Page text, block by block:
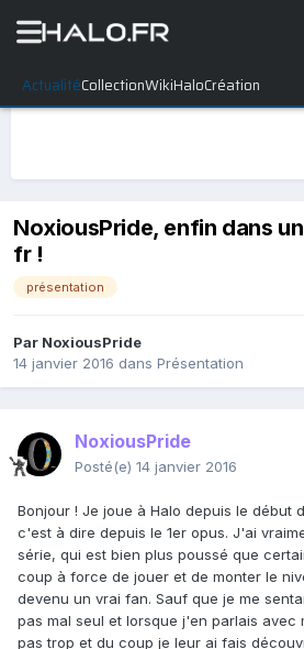
ActualitéCollectionWikiHaloCréation
NoxiousPride, enfin dans
fr !
présentation
Par NoxiousPride
14 janvier 2016 dans Présentation
NoxiousPride
Posté(e) 14 janvier 2016
Bonjour ! Je joue à Halo depuis le début
c'est à dire depuis le 1er opus. J'ai
série, qui est bien plus poussé que
coup à force de jouer et de monter le
devenu un vrai fan. Sauf que je me
pas mal seul et lorsque j'en parlais avec
pas trop et du coup je leur ai fais